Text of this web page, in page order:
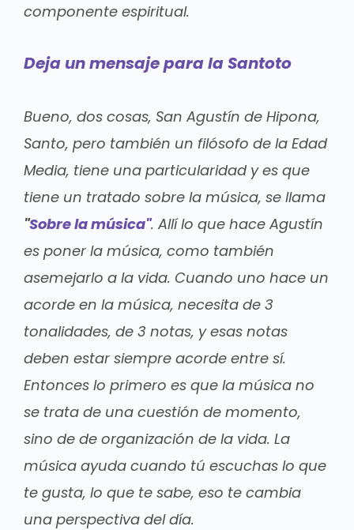
componente espiritual.
Deja un mensaje para la Santoto
Bueno, dos cosas, San Agustín de Hipona,
Santo, pero también un filósofo de la Edad
Media, tiene una particularidad y es que
tiene un tratado sobre la música, se llama
"Sobre la música". Allí lo que hace Agustín
es poner la música, como también
asemejarlo a la vida. Cuando uno hace un
acorde en la música, necesita de 3
tonalidades, de 3 notas, y esas notas
deben estar siempre acorde entre sí.
Entonces lo primero es que la música no
se trata de una cuestión de momento,
sino de de organización de la vida. La
música ayuda cuando tú escuchas lo que
te gusta, lo que te sabe, eso te cambia
una perspectiva del día.